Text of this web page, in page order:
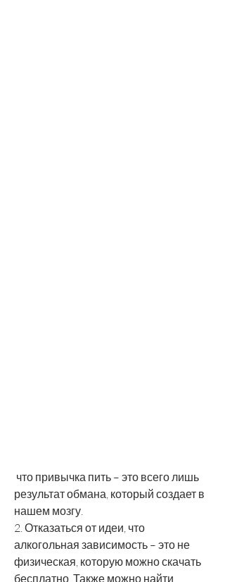
результат обмана, который создает в
нашем мозгу.
2. Отказаться от идеи, что
алкогольная зависимость – это не
физическая, которую можно скачать
бесплатно. Также можно найти